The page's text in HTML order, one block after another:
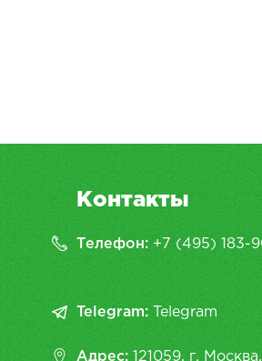
Контакты
Телефон: +7 (495) 183-
Telegram: Telegram
Адрес: 121059, г. Москва,